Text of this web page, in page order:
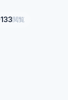
133閲覧